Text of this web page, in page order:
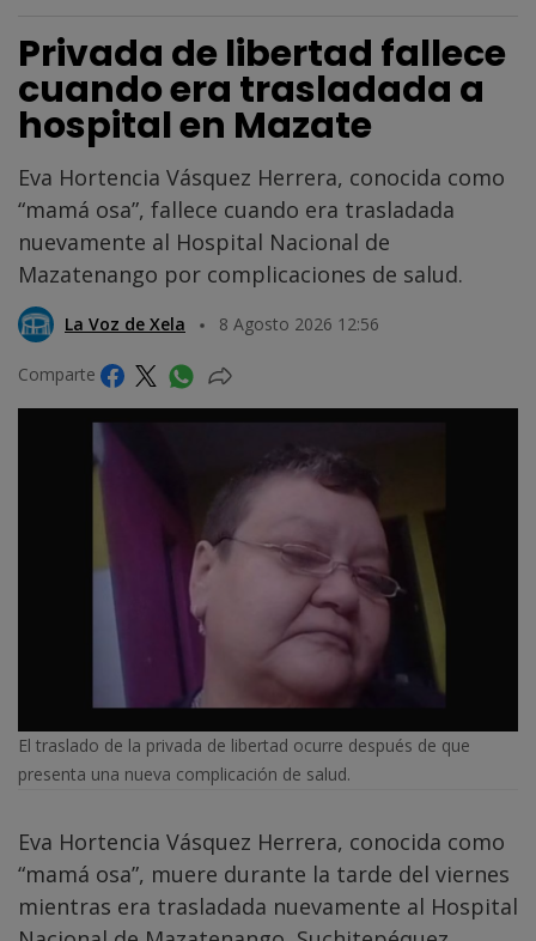
Privada de libertad fallece
cuando era trasladada a
hospital en Mazate
Eva Hortencia Vásquez Herrera, conocida como
“mamá osa”, fallece cuando era trasladada
nuevamente al Hospital Nacional de
Mazatenango por complicaciones de salud.
La Voz de Xela 8 Agosto 2026 12:56
Comparte
El traslado de la privada de libertad ocurre después de que
presenta una nueva complicación de salud.
Eva Hortencia Vásquez Herrera, conocida como
“mamá osa”, muere durante la tarde del viernes
mientras era trasladada nuevamente al Hospital